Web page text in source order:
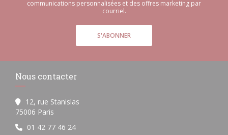
communications personnalisées et des offres marketing par
courriel.
S'ABONNER
Nous contacter
12, rue Stanislas
75006 Paris
01 42 77 46 24